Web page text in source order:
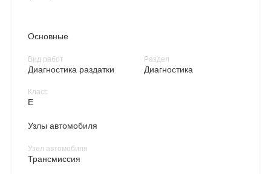
Основные
Вид работ
Диагностика раздатки
Класс
E
Раздел
Диагностика
Узлы автомобиля
Узел автомобиля
Трансмиссия